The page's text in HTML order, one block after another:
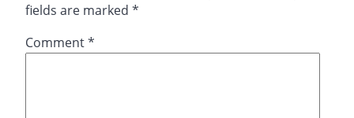
fields are marked *
Comment*